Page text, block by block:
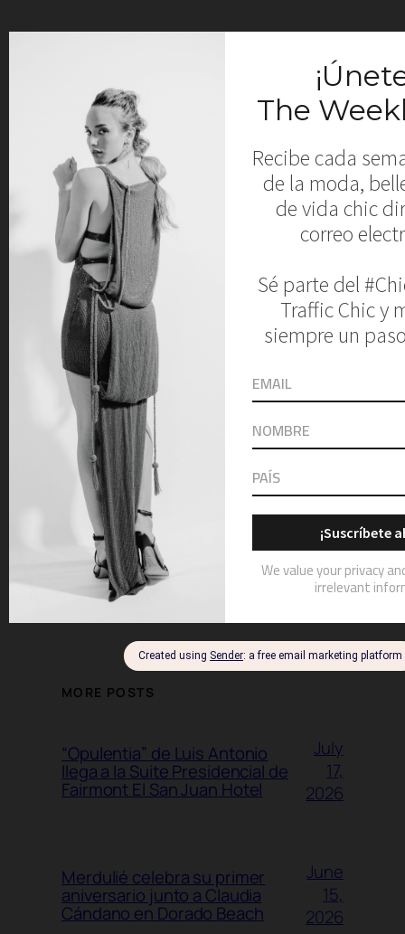
Leave a Reply
Your email address will not be published.
Required fields are marked
Comment*
Name
Website
MORE POSTS
“Opulentia” de Luis Antonio
llega a la Suite Presidencial de
Fairmont El San Juan Hotel
July
17,
2026
Merdulié celebra su primer
aniversario junto a Claudia
Cándano en Dorado Beach
June
15,
2026